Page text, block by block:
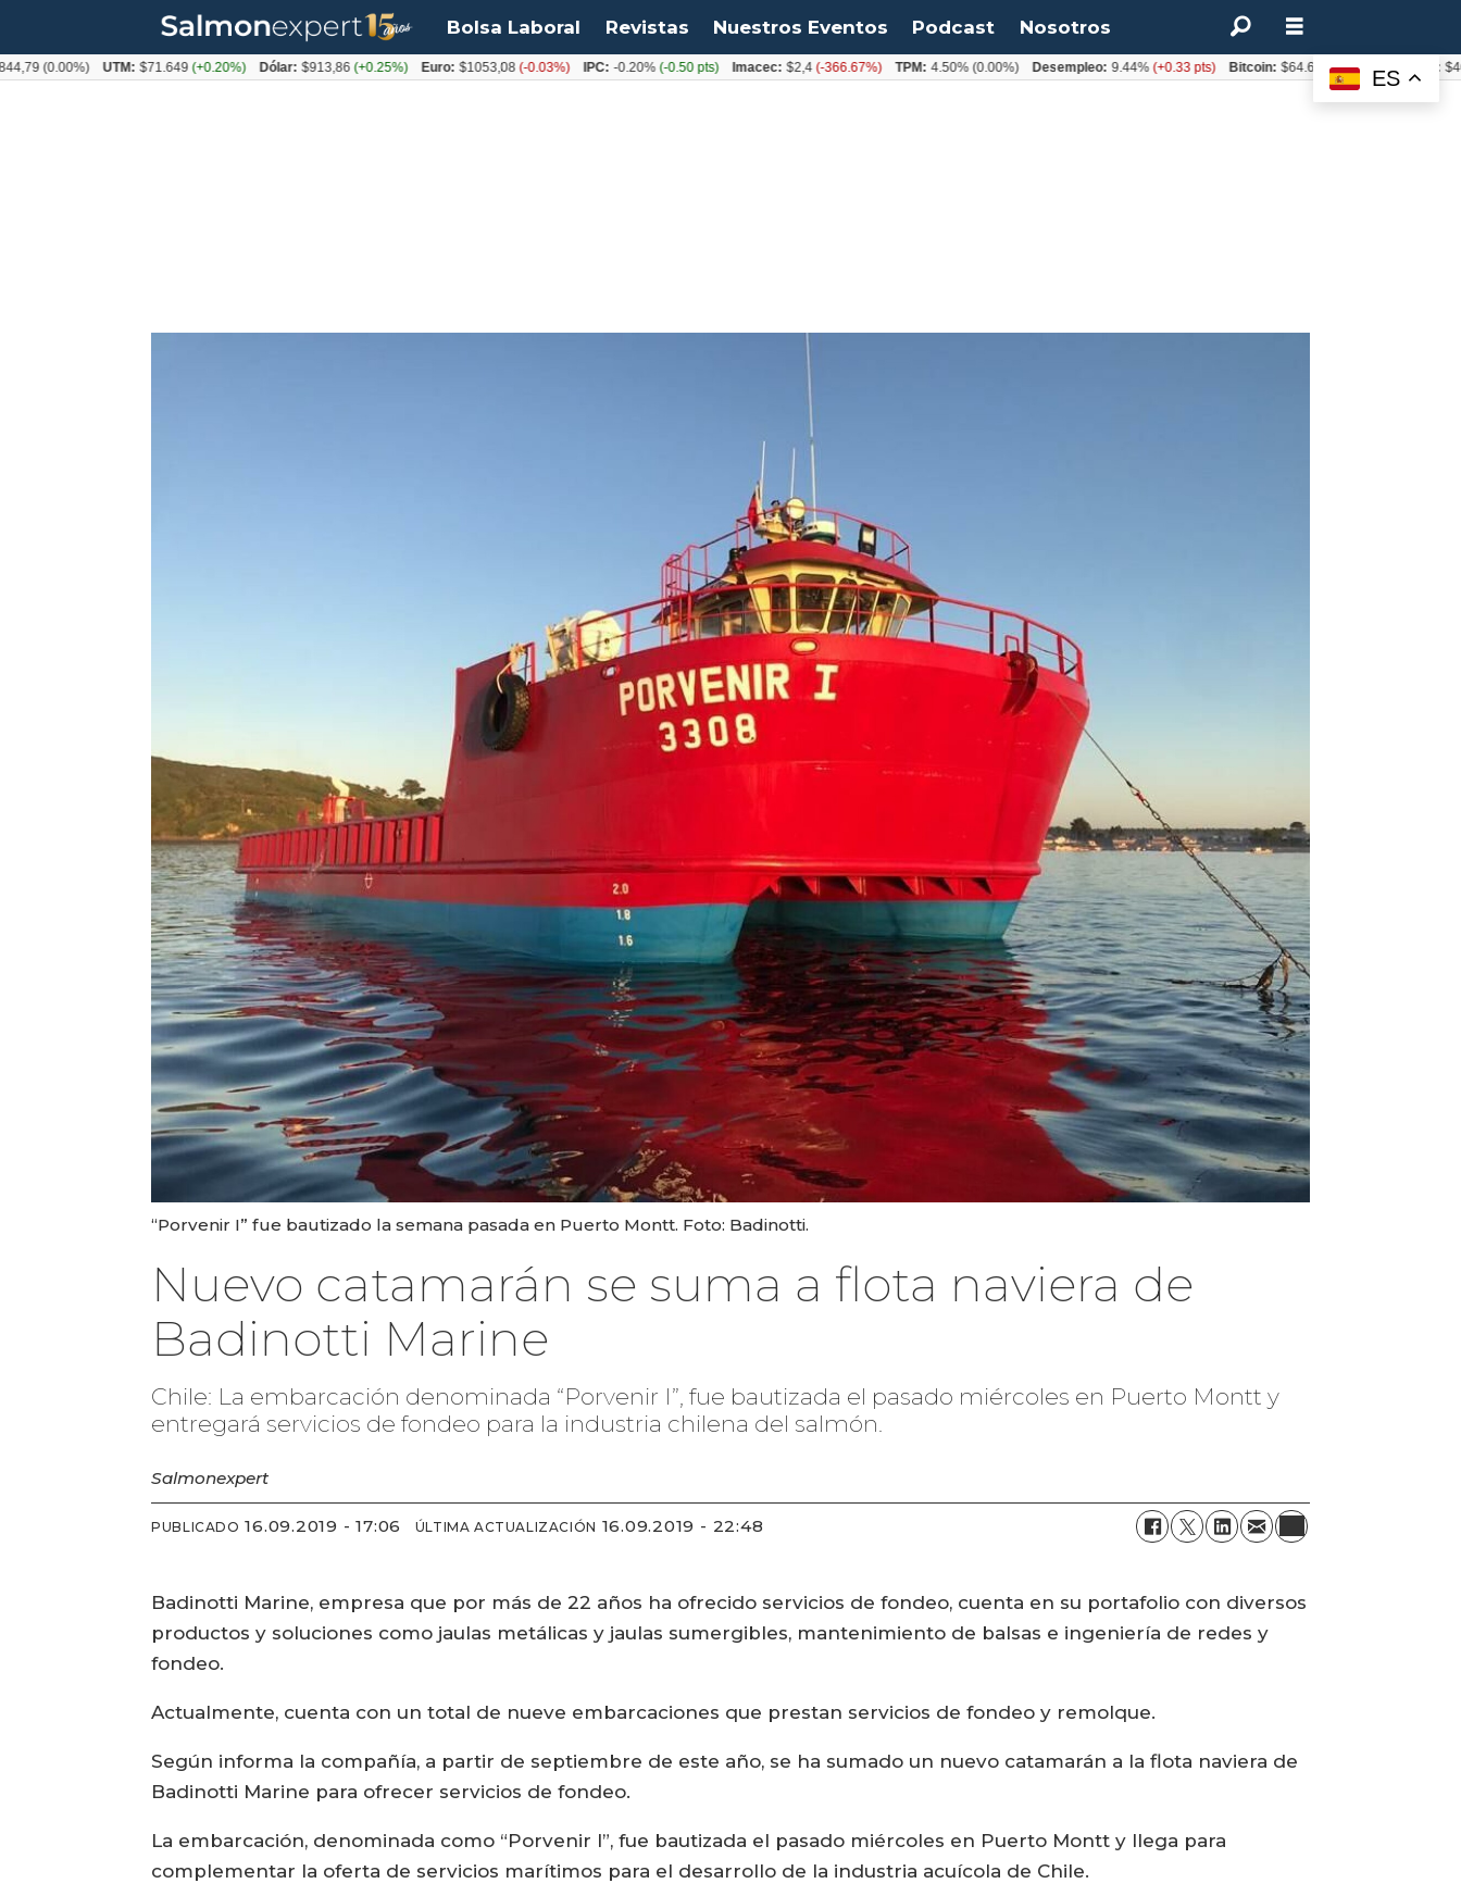
Bolsa Laboral Revistas Nuestros Eventos Podcast Nosotros
“Porvenir I” fue bautizado la semana pasada en Puerto Montt. Foto: Badinotti.
Nuevo catamarán se suma a flota naviera de
Badinotti Marine
Chile: La embarcación denominada “Porvenir I”, fue bautizada el pasado miércoles en Puerto Montt y
entregará servicios de fondeo para la industria chilena del salmón.
Salmonexpert
PUBLICADO 16.09.2019 - 17:06 ÚLTIMA ACTUALIZACIÓN 16.09.2019 - 22:48
Badinotti Marine, empresa que por más de 22 años ha ofrecido servicios de fondeo, cuenta en su portafolio con diversos
productos y soluciones como jaulas metálicas y jaulas sumergibles, mantenimiento de balsas e ingeniería de redes y
fondeo.
Actualmente, cuenta con un total de nueve embarcaciones que prestan servicios de fondeo y remolque.
Según informa la compañía, a partir de septiembre de este año, se ha sumado un nuevo catamarán a la flota naviera de
Badinotti Marine para ofrecer servicios de fondeo.
La embarcación, denominada como “Porvenir I”, fue bautizada el pasado miércoles en Puerto Montt y llega para
complementar la oferta de servicios marítimos para el desarrollo de la industria acuícola de Chile.
ES
(0.00%) UTM: $71.649(+0.20%) Dólar: $913,86(+0.25%) Euro: $1053,08(-0.03%) IPC: -0.20%(-0.50 pts) Imacec: $2,4(-366.67%) TPM: 4.50% (0.00%) Desempleo: 9.44% (+0.33 pts) Bitcoin: $64.600,08(+2.93%)